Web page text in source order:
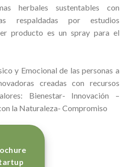
herbales sustentables con
respaldadas por estudios
producto es un spray para el
y Emocional de las personas a
creadas con recursos
Bienestar- Innovación –
la Naturaleza- Compromiso